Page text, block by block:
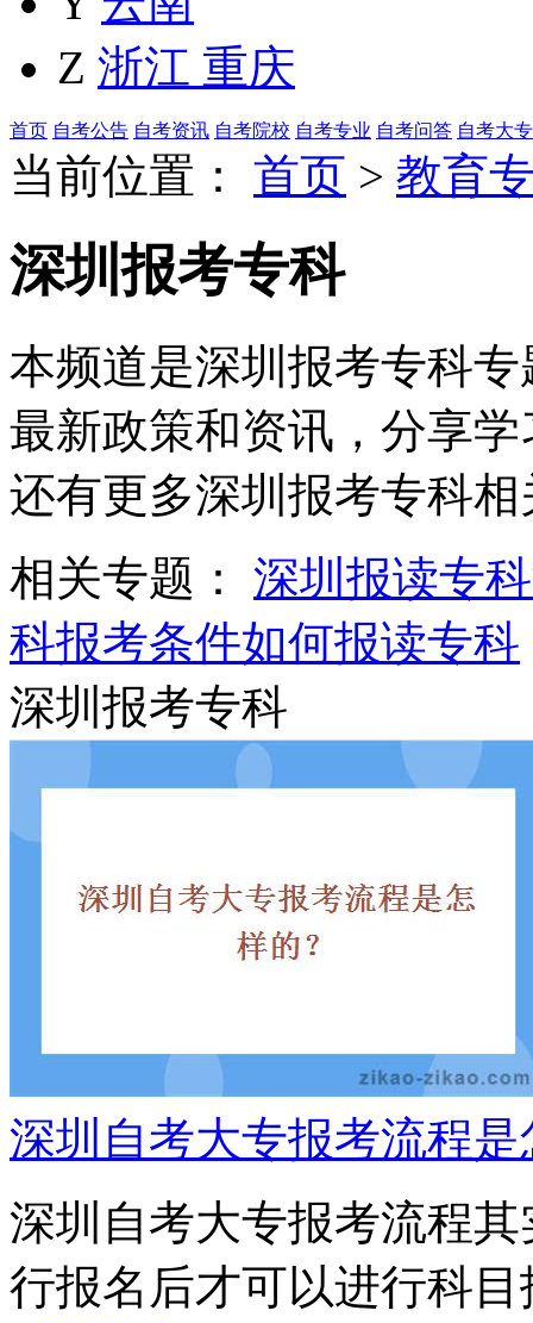
Z 浙江 重庆
首页 自考公告 自考资讯 自考院校 自考专业 自考问答 自考大专
当前位置： 首页 > 教育
深圳报考专科
本频道是深圳报考专科
最新政策和资讯，分享
还有更多深圳报考专科
相关专题：
深圳报读专科
科报考条件如何报读专科
深圳报考专科
深圳自考大专报考流程
深圳自考大专报考流程
行报名后才可以进行科